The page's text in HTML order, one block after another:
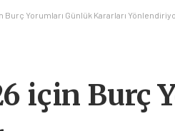
Burç Yorumları Günlük Kararları
için Burç